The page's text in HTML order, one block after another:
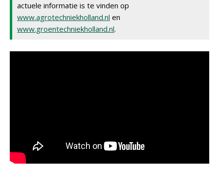
actuele informatie is te vinden op
www.agrotechniekholland.nl en
www.groentechniekholland.nl.